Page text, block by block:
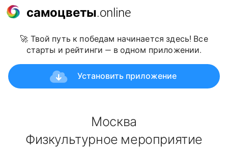
самоцветы.online
🚀 Твой путь к победам начинается здесь! Все
старты и рейтинги — в одном приложении.
Установить приложение
Москва
Физкультурное мероприятие